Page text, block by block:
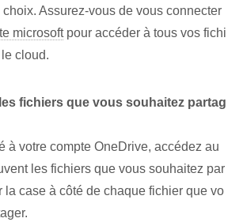
Assurez-vous de vous connecter
microsoftpour accéder à tous vos fichi
cloud.
fichiers que vous souhaitez partag
à votre compte OneDrive, accédez au
les fichiers que vous souhaitez par
la case à côté de chaque fichier que vo